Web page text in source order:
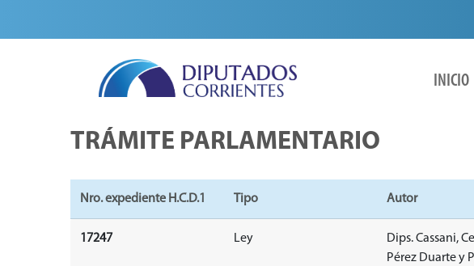
INICIO
TRÁMITE PARLAMENTARIO
Nro. expediente H.C.D.1 Tipo Autor
17247 Ley
Dips. Cassani,
Pérez Duarte y